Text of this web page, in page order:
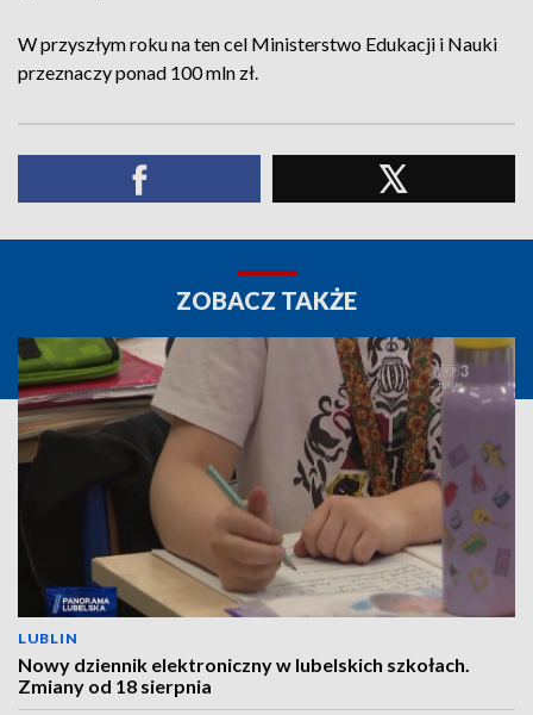
W przyszłym roku na ten cel Ministerstwo Edukacji i Nauki
przeznaczy ponad 100 mln zł.
ZOBACZ TAKŻE
LUBLIN
Nowy dziennik elektroniczny w lubelskich szkołach.
Zmiany od 18 sierpnia